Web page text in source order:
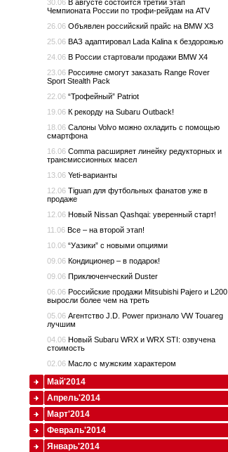
30.06 В августе состоится третий этап
Чемпионата России по трофи-рейдам на ATV
26.06 Объявлен российский прайс на BMW X3
25.06 ВАЗ адаптировал Lada Kalina к бездорожью
24.06 В России стартовали продажи BMW X4
23.06 Россияне смогут заказать Range Rover
Sport Stealth Pack
22.06 “Трофейный” Patriot
19.06 К рекорду на Subaru Outback!
18.06 Салоны Volvo можно охладить с помощью
смартфона
16.06 Comma расширяет линейку редукторных и
трансмиссионных масел
13.06 Yeti-варианты
12.06 Tiguan для футбольных фанатов уже в
продаже
12.06 Новый Nissan Qashqai: уверенный старт!
11.06 Все – на второй этап!
10.06 “Уазики” с новыми опциями
09.06 Кондиционер – в подарок!
09.06 Приключенческий Duster
06.06 Российские продажи Mitsubishi Pajero и L200
выросли более чем на треть
05.06 Агентство J.D. Power признало VW Touareg
лучшим
04.06 Новый Subaru WRX и WRX STI: озвучена
стоимость
02.06 Масло с мужским характером
Май'2014
Апрель'2014
Март'2014
Февраль'2014
Январь'2014